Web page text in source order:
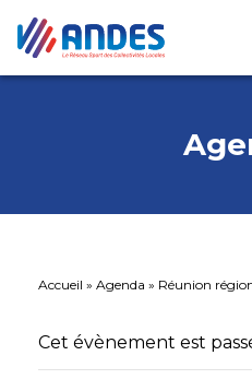
Accueil » Agenda » Réunion
Cet évènement est